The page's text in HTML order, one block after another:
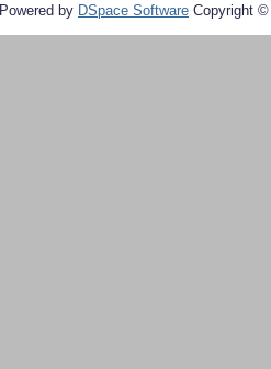
Powered by DSpace Software Copyright ©